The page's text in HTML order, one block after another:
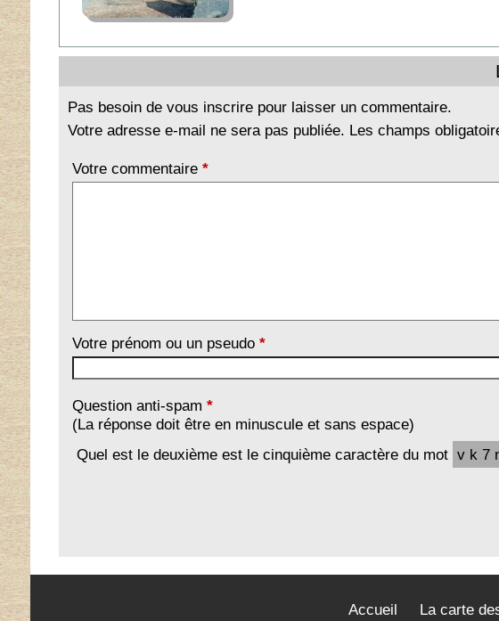
Pas besoin de vous inscrire pour laisser un commentaire.
Votre adresse e-mail ne sera pas publiée. Les champs
Votre commentaire *
Votre prénom ou un pseudo *
Question anti-spam *
(La réponse doit être en minuscule et sans espace)
Quel est le deuxième est le cinquième caractère du mot
Accueil La carte